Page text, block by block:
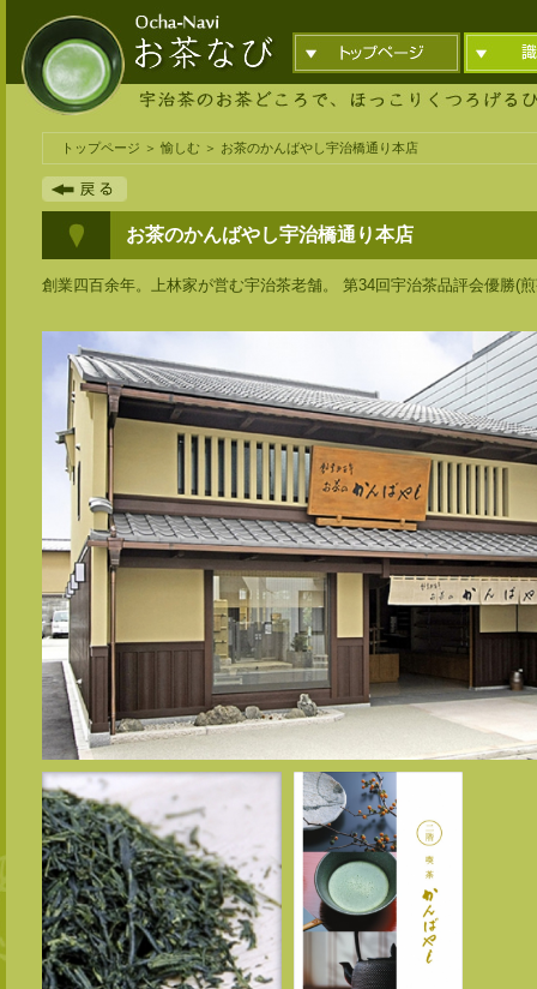
トップページ ＞ 愉しむ ＞ お茶のかんばやし宇治橋通り本店
お茶のかんばやし宇治橋通り本店
創業四百余年。上林家が営む宇治茶老舗。 第34回宇治茶品評会優勝(